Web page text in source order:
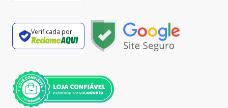
Verificada por